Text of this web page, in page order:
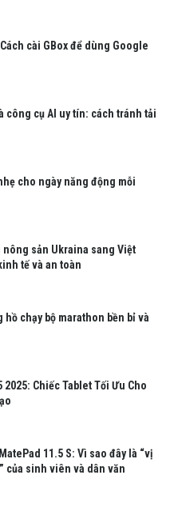
cài GBox để dùng Google
công cụ AI uy tín: cách tránh tải
cho ngày năng động mỗi
sản Ukraina sang Việt
tế và an toàn
hồ chạy bộ marathon bền bỉ và
2025: Chiếc Tablet Tối Ưu Cho
11.5 S: Vì sao đây là “vị
của sinh viên và dân văn